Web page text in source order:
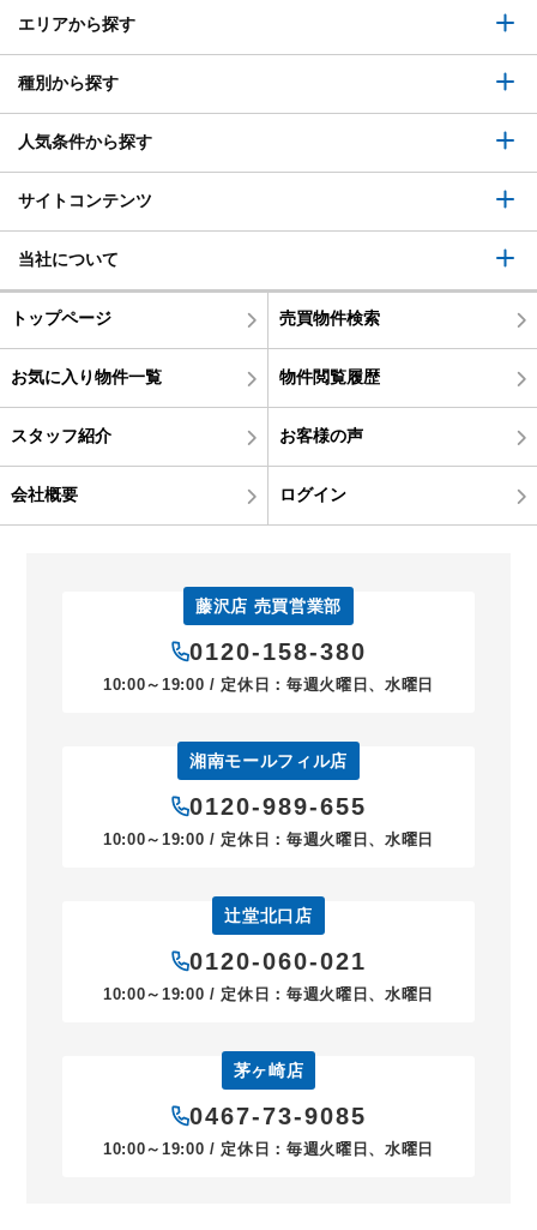
エリアから探す
種別から探す
人気条件から探す
サイトコンテンツ
当社について
トップページ 売買物件検索
お気に入り物件一覧 物件閲覧履歴
スタッフ紹介 お客様の声
会社概要 ログイン
藤沢店 売買営業部
0120-158-380
10:00～19:00 / 定休日：毎週火曜日、水曜日
湘南モールフィル店
0120-989-655
10:00～19:00 / 定休日：毎週火曜日、水曜日
辻堂北口店
0120-060-021
10:00～19:00 / 定休日：毎週火曜日、水曜日
茅ヶ崎店
0467-73-9085
10:00～19:00 / 定休日：毎週火曜日、水曜日